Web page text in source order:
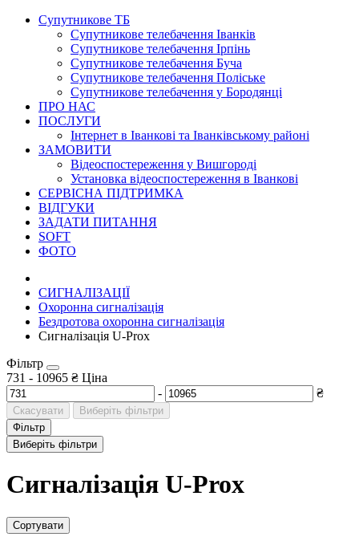
Супутникове ТБ
Супутникове телебачення Іванків
Супутникове телебачення Ірпінь
Супутникове телебачення Буча
Супутникове телебачення Поліське
Супутникове телебачення у Бородянці
ПРО НАС
ПОСЛУГИ
Інтернет в Іванкові та Іванківському районі
ЗАМОВИТИ
Відеоспостереження у Вишгороді
Установка відеоспостереження в Іванкові
СЕРВІСНА ПІДТРИМКА
ВІДГУКИ
ЗАДАТИ ПИТАННЯ
SOFT
ФОТО
СИГНАЛІЗАЦІЇ
Охоронна сигналізація
Бездротова охоронна сигналізація
Сигналізація U-Prox
Фільтр
731 - 10965 ₴ Ціна
-
₴
Скасувати
Виберіть фільтри
Фільтр
Виберіть фільтри
Сигналізація U-Prox
Сортувати